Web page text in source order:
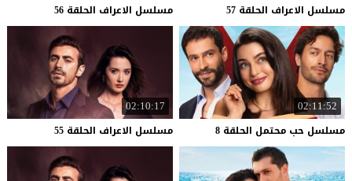
مسلسل الاعراف الحلقة 57 مسلسل الاعراف الحلقة 56
02:11:52
مسلسل حب محتمل الحلقة 8
02:10:17
مسلسل الاعراف الحلقة 55